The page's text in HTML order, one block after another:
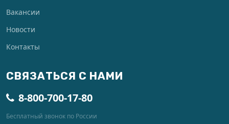
Вакансии
Новости
Контакты
СВЯЗАТЬСЯ С НАМИ
8-800-700-17-80
Бесплатный звонок по России